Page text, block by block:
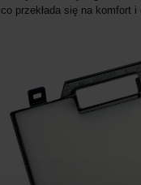
co przekłada się na komfort